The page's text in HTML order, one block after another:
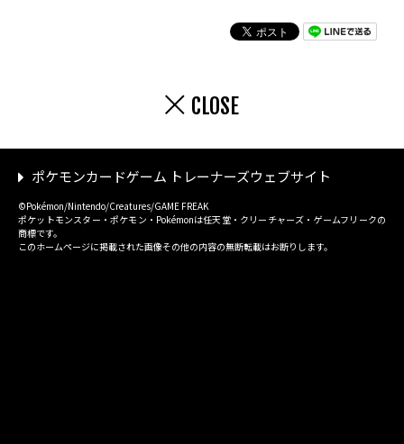
CLOSE
ポケモンカードゲーム トレーナーズウェブサイト
©Pokémon/Nintendo/Creatures/GAME FREAK
ポケットモンスター・ポケモン・Pokémonは任天堂・クリーチャーズ・ゲームフリークの
商標です。
このホームページに掲載された画像その他の内容の無断転載はお断りします。